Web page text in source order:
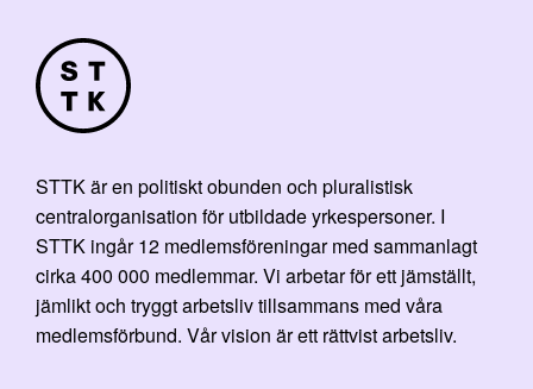
STTK är en politiskt obunden och pluralistisk
centralorganisation för utbildade yrkespersoner. I
STTK ingår 12 medlemsföreningar med sammanlagt
cirka 400 000 medlemmar. Vi arbetar för ett jämställt,
jämlikt och tryggt arbetsliv tillsammans med våra
medlemsförbund. Vår vision är ett rättvist arbetsliv.